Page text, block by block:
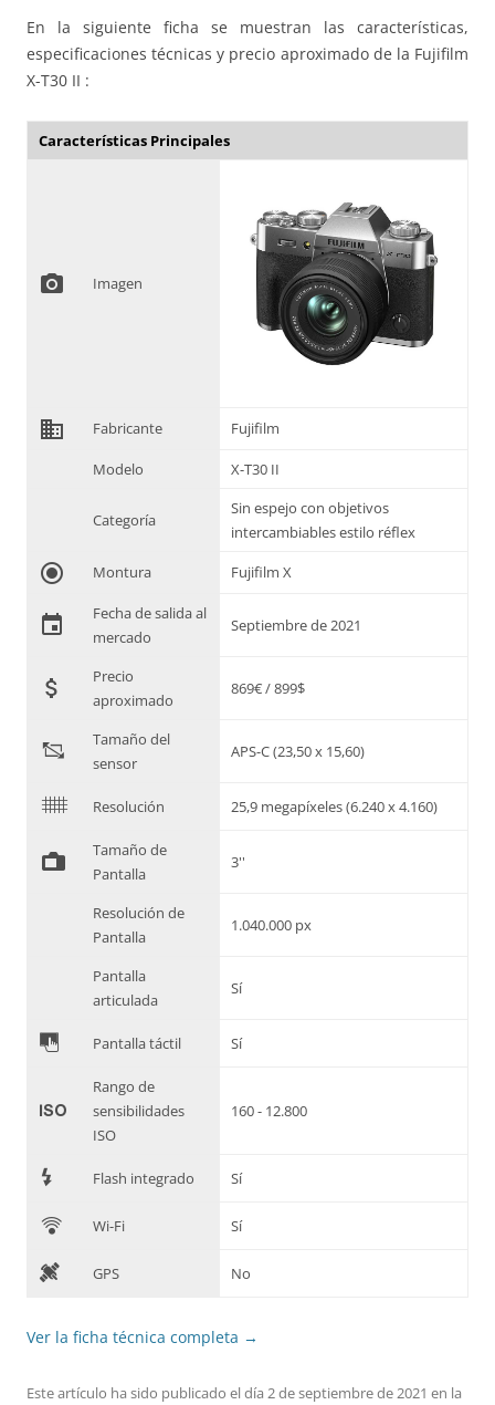
En la siguiente ficha se muestran las características,
especificaciones técnicas y precio aproximado de la Fujifilm
X-T30 II :
Características Principales
photo_camera Imagen
domain Fabricante Fujifilm
Modelo X-T30 II
Categoría
Sin espejo con objetivos
intercambiables estilo réflex
radio_button_checked Montura Fujifilm X
event
Fecha de salida al
mercado
Septiembre de 2021
attach_money
Precio
aproximado
869€ / 899$
"
Tamaño del
sensor
APS-C (23,50 x 15,60)
$ Resolución 25,9 megapíxeles (6.240 x 4.160)
%
Tamaño de
Pantalla
3''
Resolución de
Pantalla
1.040.000 px
Pantalla
articulada
Sí
& Pantalla táctil Sí
'
Rango de
sensibilidades
ISO
160 - 12.800
7 Flash integrado Sí
C Wi-Fi Sí
D GPS No
Ver la ficha técnica completa →
Este artículo ha sido publicado el día 2 de septiembre de 2021 en la